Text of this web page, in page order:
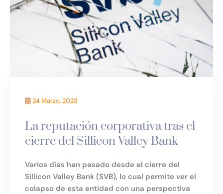
24 Marzo, 2023
La reputación corporativa tras el
cierre del Sillicon Valley Bank
Varios días han pasado desde el cierre del
Sillicon Valley Bank (SVB), lo cual permite ver el
colapso de esta entidad con una perspectiva